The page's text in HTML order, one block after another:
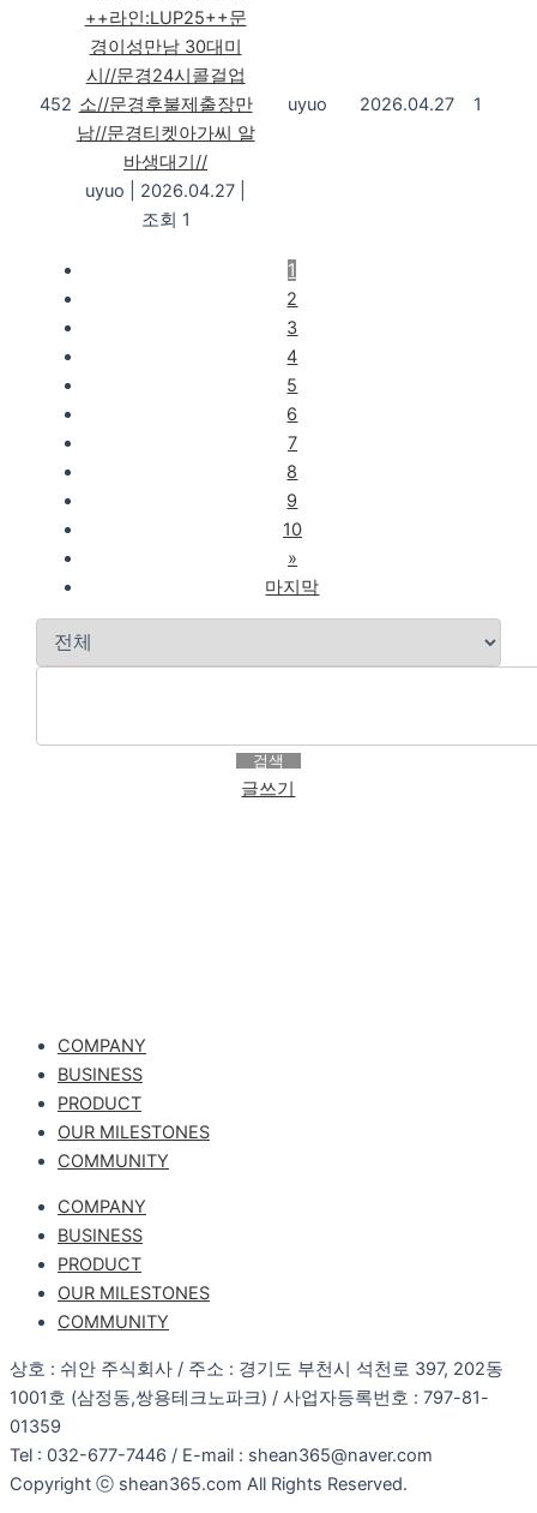
452
++라인:LUP25++문
경이성만남 30대미
시//문경24시콜걸업
소//문경후불제출장만
남//문경티켓아가씨 알
바생대기//
uyuo
2026.04.27
조회 1
uyuo 2026.04.27 1
1
2
3
4
5
6
7
8
9
10
»
마지막
검색
글쓰기
COMPANY
BUSINESS
PRODUCT
OUR MILESTONES
COMMUNITY
COMPANY
BUSINESS
PRODUCT
OUR MILESTONES
COMMUNITY
상호 : 쉬안 주식회사 / 주소 : 경기도 부천시 석천로 397, 202동
1001호 (삼정동,쌍용테크노파크) / 사업자등록번호 : 797-81-
01359
Tel : 032-677-7446 / E-mail : shean365@naver.com
Copyright ⓒ shean365.com All Rights Reserved.